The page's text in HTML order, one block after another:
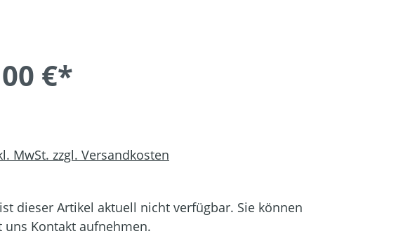
€*
MwSt. zzgl. Versandkosten
dieser Artikel aktuell nicht verfügbar. Sie können
uns Kontakt aufnehmen.